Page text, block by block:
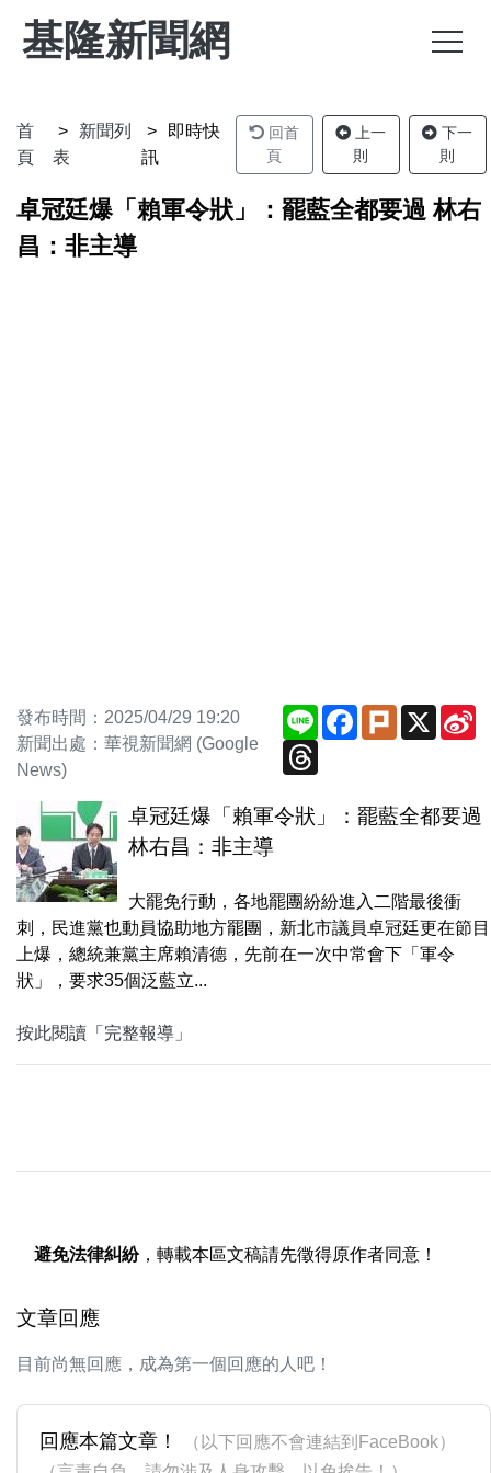
基隆新聞網
首
頁
新聞列
表
即時快
訊
回首
頁
上一
則
下一
則
卓冠廷爆「賴軍令狀」：罷藍全都要過 林右
昌：非主導
發布時間：2025/04/29 19:20
新聞出處：華視新聞網 (Google
News)
Line Facebook
PlurkX
Threads
卓冠廷爆「賴軍令狀」：罷藍全都要過
林右昌：非主導
大罷免行動，各地罷團紛紛進入二階最後衝
刺，民進黨也動員協助地方罷團，新北市議員卓冠廷更在節目
上爆，總統兼黨主席賴清德，先前在一次中常會下「軍令
狀」，要求35個泛藍立...
按此閱讀「完整報導」
避免法律糾紛，轉載本區文稿請先徵得原作者同意！
文章回應
目前尚無回應，成為第一個回應的人吧！
回應本篇文章！
（以下回應不會連結到FaceBook）